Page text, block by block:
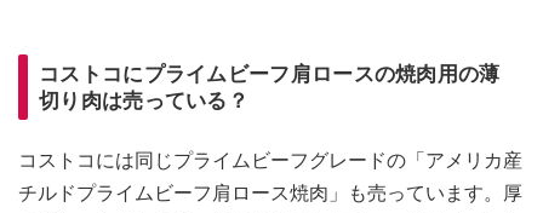
コストコにプライムビーフ肩ロースの焼肉用の薄
切り肉は売っている？
コストコには同じプライムビーフグレードの「アメリカ産
チルドプライムビーフ肩ロース焼肉」も売っています。厚